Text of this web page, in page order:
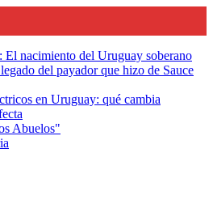
El nacimiento del Uruguay soberano
del payador que hizo de Sauce
en Uruguay: qué cambia
Abuelos"